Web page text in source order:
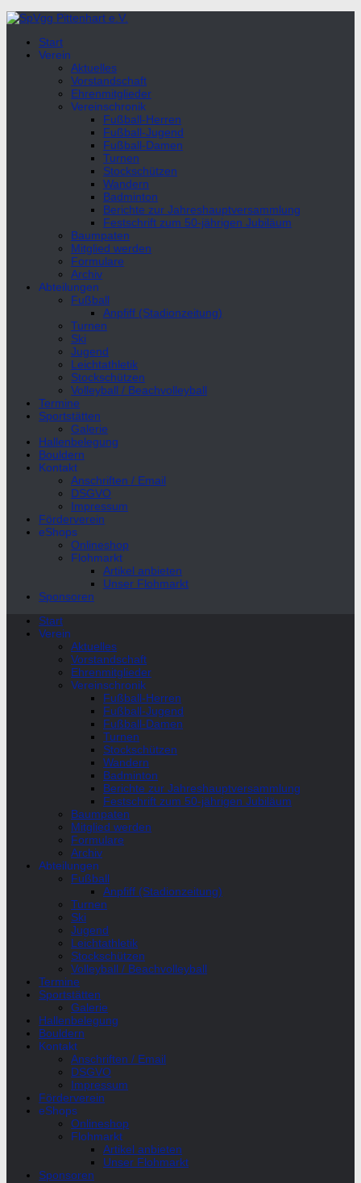
Unter
Inhalt
Start
Verein
Aktuelles
Vorstandschaft
Ehrenmitglieder
Vereinschronik
Fußball-Herren
Fußball-Jugend
Fußball-Damen
Turnen
Stockschützen
Wandern
Badminton
Berichte zur Jahreshauptversammlung
Festschrift zum 50-jährigen Jubiläum
Baumpaten
Mitglied werden
Formulare
Archiv
Abteilungen
Fußball
Anpfiff (Stadionzeitung)
Turnen
Ski
Jugend
Leichtathletik
Stockschützen
Volleyball / Beachvolleyball
Termine
Sportstätten
Galerie
Hallenbelegung
Bouldern
Kontakt
Anschriften / Email
DSGVO
Impressum
Förderverein
eShops
Onlineshop
Flohmarkt
Artikel anbieten
Unser Flohmarkt
Sponsoren
Start
Verein
Aktuelles
Vorstandschaft
Ehrenmitglieder
Vereinschronik
Fußball-Herren
Fußball-Jugend
Fußball-Damen
Turnen
Stockschützen
Wandern
Badminton
Berichte zur Jahreshauptversammlung
Festschrift zum 50-jährigen Jubiläum
Baumpaten
Mitglied werden
Formulare
Archiv
Abteilungen
Fußball
Anpfiff (Stadionzeitung)
Turnen
Ski
Jugend
Leichtathletik
Stockschützen
Volleyball / Beachvolleyball
Termine
Sportstätten
Galerie
Hallenbelegung
Bouldern
Kontakt
Anschriften / Email
DSGVO
Impressum
Förderverein
eShops
Onlineshop
Flohmarkt
Artikel anbieten
Unser Flohmarkt
Sponsoren